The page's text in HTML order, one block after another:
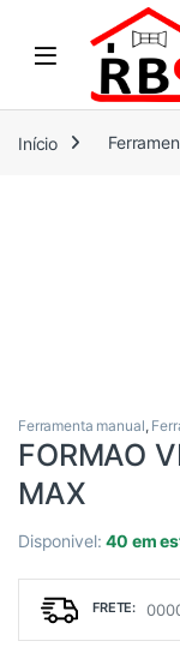
Skip to navigation
Início
Ferramenta manual,
FORMAO
MAX
Disponivel:40 em